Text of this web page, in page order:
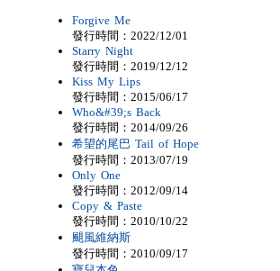
Forgive Me
發行時間：2022/12/01
Starry Night
發行時間：2019/12/12
Kiss My Lips
發行時間：2015/06/17
Who&#39;s Back
發行時間：2014/09/26
希望的尾巴 Tail of Hope
發行時間：2013/07/19
Only One
發行時間：2012/09/14
Copy & Paste
發行時間：2010/10/22
颶風維納斯
發行時間：2010/09/17